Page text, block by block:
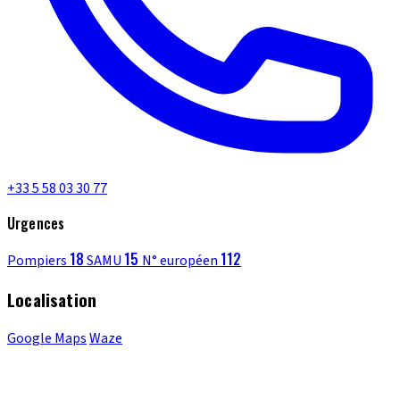
+33 5 58 03 30 77
Urgences
Pompiers 18SAMU 15 N° européen 112
Localisation
Google MapsWaze